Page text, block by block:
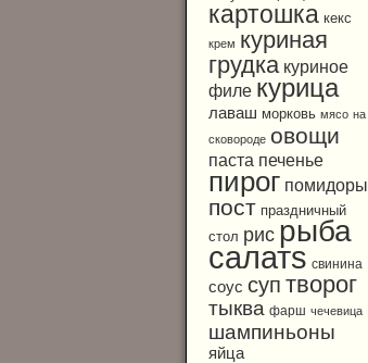
картошка кекс
крем куриная
грудка куриное
филе курица
лаваш морковь мясо на
сковороде овощи
паста печенье
пирог помидоры
пост праздничный
стол рис рыба
салатs свинина
соус суп творог
тыква фарш чечевица
шампиньоны
яйца